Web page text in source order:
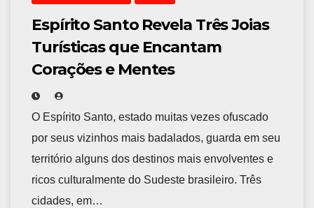
Espírito Santo Revela Três Joias
Turísticas que Encantam
Corações e Mentes
O Espírito Santo, estado muitas vezes ofuscado
por seus vizinhos mais badalados, guarda em seu
território alguns dos destinos mais envolventes e
ricos culturalmente do Sudeste brasileiro. Três
cidades, em…